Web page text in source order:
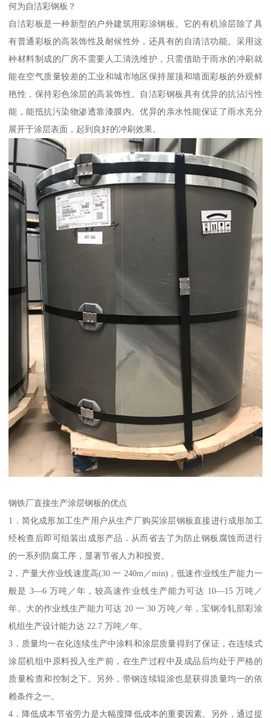
何为自洁彩钢板？
自洁彩板是一种新型的户外建筑用彩涂钢板。它的有机涂层除了具
有普通彩板的高装饰性及耐候性外，还具有的自清洁功能。采用这
种材料制成的厂房不需要人工清洗维护，只需借助于雨水的冲刷就
能在空气质量较差的工业和城市地区保持屋顶和墙面彩板的外观鲜
艳性，保持彩色涂层的高装饰性。自洁彩钢板具有优异的抗沾污性
能，能抵抗污染物渗透靠漆膜内。优异的亲水性能保证了雨水充分
展开于涂层表面，起到良好的冲刷效果。
钢铁厂直接生产涂层钢板的优点
1．简化成形加工生产用户从生产厂购买涂层钢板直接进行成形加工
经检查后即可组装出成形产品．从而省去了为防止钢板腐蚀而进行
的一系列防腐工序，显著节省人力和投资。
2．产量大作业线速度高(30 一 240m／min)，低速作业线生产能力一
般是 3—6 万吨／年，较高速作业线生产能力可达 10—15 万吨／
年。大的作业线生产能力可达 20 一 30 万吨／年，宝钢冷轧部彩涂
机组生产设计能力达 22.7 万吨／年。
3．质量均一在化连续生产中涂料和涂层质量得到了保证，在连续式
涂层机组中原料投入生产前，在生产过程中及成品后均处于严格的
质量检查和控制之下。另外，带钢连续辊涂也是获得质量均一的依
赖条件之一。
4．降低成本节省劳力是大幅度降低成本的重要因素。另外，通过提